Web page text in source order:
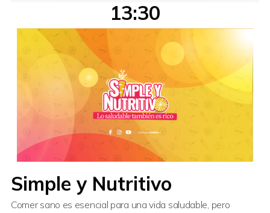
13:30
Simple y Nutritivo
Comer sano es esencial para una vida saludable, pero